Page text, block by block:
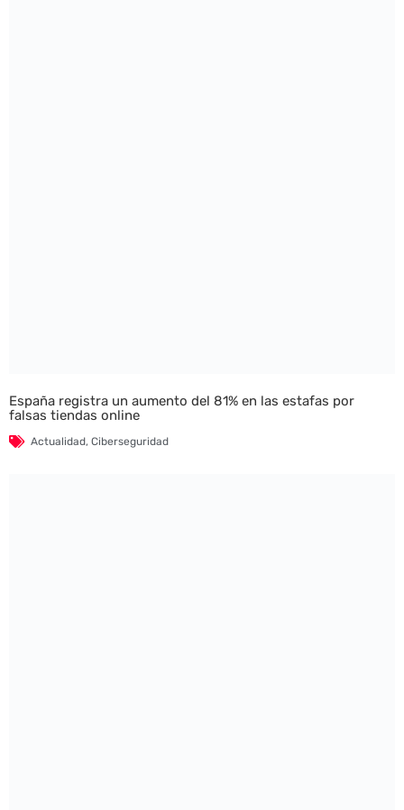
España registra un aumento del 81% en las estafas por
falsas tiendas online
Actualidad, Ciberseguridad